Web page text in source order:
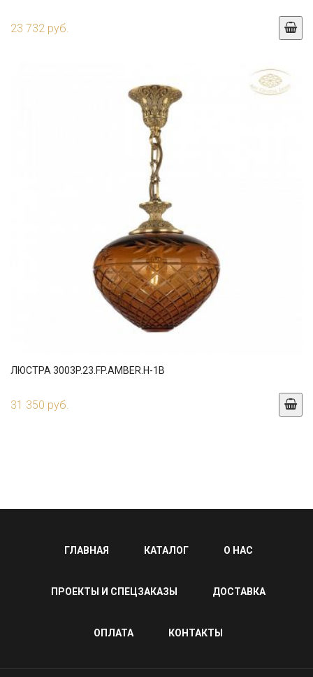
23 732 руб.
ЛЮСТРА 3003P.23.FP.AMBER.H-1B
31 350 руб.
ГЛАВНАЯ КАТАЛОГ О НАС
ПРОЕКТЫ И СПЕЦЗАКАЗЫ ДОСТАВКА
ОПЛАТА КОНТАКТЫ